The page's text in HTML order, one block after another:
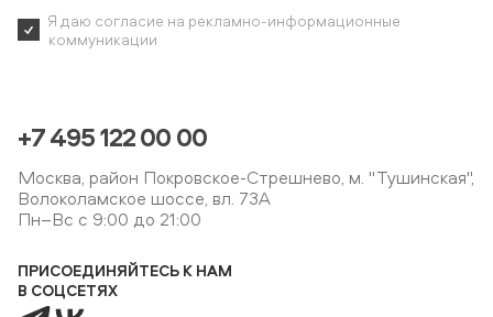
Я даю согласие на рекламно-информационные
коммуникации
+7 495 122 00 00
Москва, район Покровское-Стрешнево, м. "Тушинская",
Волоколамское шоссе, вл. 73А
Пн–Вс с 9:00 до 21:00
ПРИСОЕДИНЯЙТЕСЬ К НАМ
В СОЦСЕТЯХ